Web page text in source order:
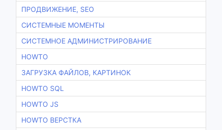
ПРОДВИЖЕНИЕ, SEO
СИСТЕМНЫЕ МОМЕНТЫ
СИСТЕМНОЕ АДМИНИСТРИРОВАНИЕ
HOWTO
ЗАГРУЗКА ФАЙЛОВ, КАРТИНОК
HOWTO SQL
HOWTO JS
HOWTO ВЕРСТКА